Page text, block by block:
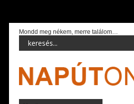
Mondd meg nékem, merre találom…